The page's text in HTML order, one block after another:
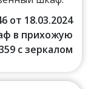
от 18.03.2024
в прихожую
с зеркалом